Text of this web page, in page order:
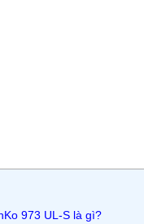
973 UL-S là gì?